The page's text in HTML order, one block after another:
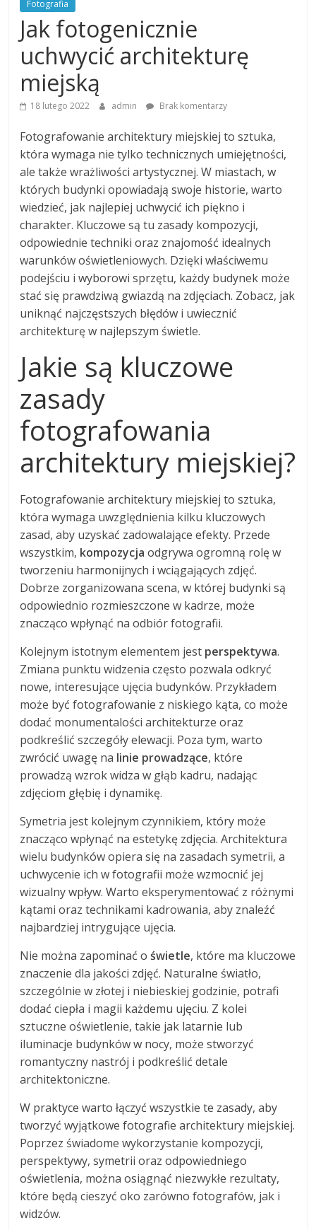
Fotografia
Jak fotogenicznie
uchwycić architekturę
miejską
18 lutego 2022 admin Brak komentarzy
Fotografowanie architektury miejskiej to sztuka,
która wymaga nie tylko technicznych umiejętności,
ale także wrażliwości artystycznej. W miastach, w
których budynki opowiadają swoje historie, warto
wiedzieć, jak najlepiej uchwycić ich piękno i
charakter. Kluczowe są tu zasady kompozycji,
odpowiednie techniki oraz znajomość idealnych
warunków oświetleniowych. Dzięki właściwemu
podejściu i wyborowi sprzętu, każdy budynek może
stać się prawdziwą gwiazdą na zdjęciach. Zobacz, jak
uniknąć najczęstszych błędów i uwiecznić
architekturę w najlepszym świetle.
Jakie są kluczowe
zasady
fotografowania
architektury miejskiej?
Fotografowanie architektury miejskiej to sztuka,
która wymaga uwzględnienia kilku kluczowych
zasad, aby uzyskać zadowalające efekty. Przede
wszystkim, kompozycja odgrywa ogromną rolę w
tworzeniu harmonijnych i wciągających zdjęć.
Dobrze zorganizowana scena, w której budynki są
odpowiednio rozmieszczone w kadrze, może
znacząco wpłynąć na odbiór fotografii.
Kolejnym istotnym elementem jest perspektywa.
Zmiana punktu widzenia często pozwala odkryć
nowe, interesujące ujęcia budynków. Przykładem
może być fotografowanie z niskiego kąta, co może
dodać monumentalości architekturze oraz
podkreślić szczegóły elewacji. Poza tym, warto
zwrócić uwagę na linie prowadzące, które
prowadzą wzrok widza w głąb kadru, nadając
zdjęciom głębię i dynamikę.
Symetria jest kolejnym czynnikiem, który może
znacząco wpłynąć na estetykę zdjęcia. Architektura
wielu budynków opiera się na zasadach symetrii, a
uchwycenie ich w fotografii może wzmocnić jej
wizualny wpływ. Warto eksperymentować z różnymi
kątami oraz technikami kadrowania, aby znaleźć
najbardziej intrygujące ujęcia.
Nie można zapominać oświetle, które ma kluczowe
znaczenie dla jakości zdjęć. Naturalne światło,
szczególnie w złotej i niebieskiej godzinie, potrafi
dodać ciepła i magii każdemu ujęciu. Z kolei
sztuczne oświetlenie, takie jak latarnie lub
iluminacje budynków w nocy, może stworzyć
romantyczny nastrój i podkreślić detale
architektoniczne.
W praktyce warto łączyć wszystkie te zasady, aby
tworzyć wyjątkowe fotografie architektury miejskiej.
Poprzez świadome wykorzystanie kompozycji,
perspektywy, symetrii oraz odpowiedniego
oświetlenia, można osiągnąć niezwykłe rezultaty,
które będą cieszyć oko zarówno fotografów, jak i
widzów.